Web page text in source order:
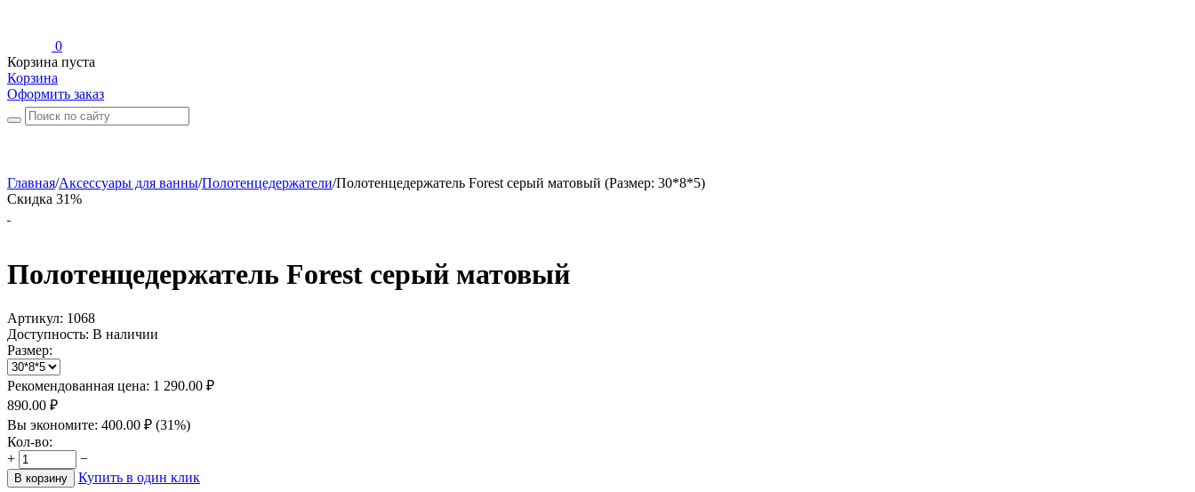
0
Корзина пуста
Корзина
Оформить заказ
Главная/Аксессуары для ванны/Полотенцедержатели/Полотенцедержатель Forest серый матовый (Размер: 30*8*5)
Скидка 31%
Полотенцедержатель Forest серый матовый
Артикул: 1068
Доступность: В наличии
Размер:
Рекомендованная цена: 1 290.00 ₽
890.00 ₽
Вы экономите: 400.00 ₽ (31%)
Кол-во:
+
−
В корзину Купить в один клик